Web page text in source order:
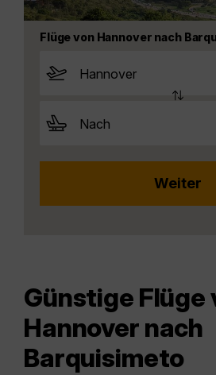
Flüge von Hannover nach
Günstige Flüge
Hannover nach
Barquisimeto